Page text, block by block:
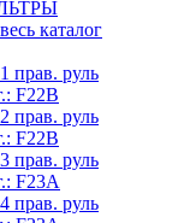
каталог
прав. руль
F22B
прав. руль
F22B
прав. руль
F23A
прав. руль